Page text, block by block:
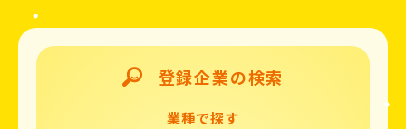
登録企業の検索
業種で探す